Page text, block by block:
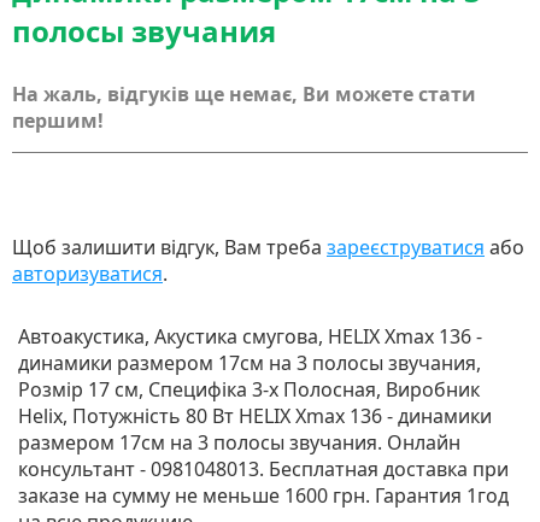
полосы звучания
На жаль, відгуків ще немає, Ви можете стати
першим!
Щоб залишити відгук, Вам треба зареєструватися або
авторизуватися.
Автоакустика, Акустика смугова, HELIX Xmax 136 -
динамики размером 17см на 3 полосы звучания,
Розмір 17 см, Специфіка 3-х Полосная, Виробник
Helix, Потужність 80 Вт HELIX Xmax 136 - динамики
размером 17см на 3 полосы звучания. Онлайн
консультант - 0981048013. Бесплатная доставка при
заказе на сумму не меньше 1600 грн. Гарантия 1год